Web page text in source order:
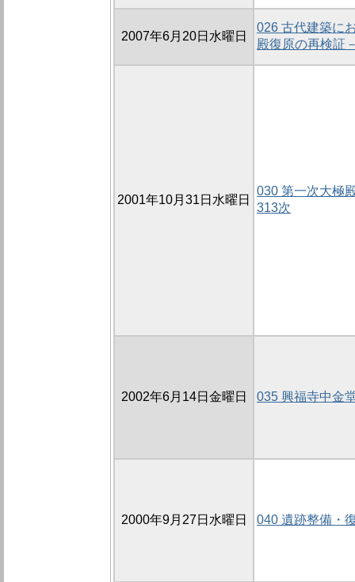
2007年6月20日水曜日
026 古代建築に
殿復原の再検証
2001年10月31日水曜日
030 第一次大極
313次
2002年6月14日金曜日 035 興福寺中金
2000年9月27日水曜日 040 遺跡整備・